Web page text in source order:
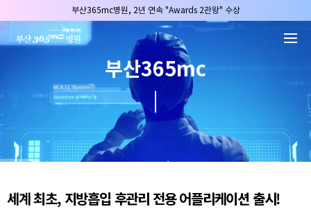
부산365mc병원, 2년 연속 "Awards 2관왕" 수상
2025 "부산365mc 보건복지부 장관상" 수상!
부산365mc병원, 8/15(토) 광복절 정상진료
부산365mc병원, 2년 연속 "Awards 2관왕" 수상
2025 "부산365mc 보건복지부 장관상" 수상!
부산365mc
세계 최초, 지방흡입 후관리 전용 어플리케이션 출시!